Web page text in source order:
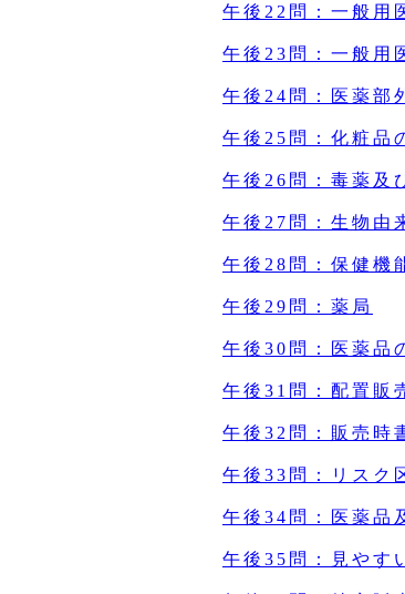
午後22問：一般用
午後23問：一般用
午後24問：医薬部
午後25問：化粧品
午後26問：毒薬及
午後27問：生物由
午後28問：保健機
午後29問：薬局
午後30問：医薬品
午後31問：配置販
午後32問：販売時
午後33問：リスク
午後34問：医薬品
午後35問：見やす